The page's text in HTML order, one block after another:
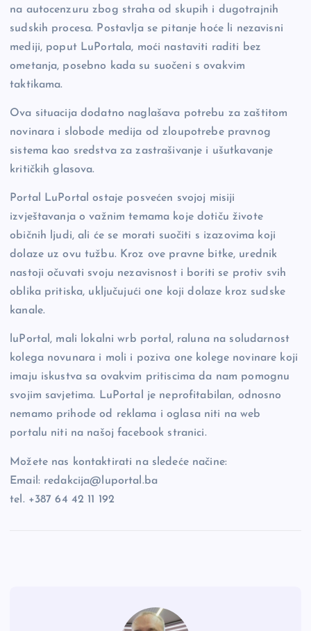
na autocenzuru zbog straha od skupih i dugotrajnih
sudskih procesa. Postavlja se pitanje hoće li nezavisni
mediji, poput LuPortala, moći nastaviti raditi bez
ometanja, posebno kada su suočeni s ovakvim
taktikama.
Ova situacija dodatno naglašava potrebu za zaštitom
novinara i slobode medija od zloupotrebe pravnog
sistema kao sredstva za zastrašivanje i ušutkavanje
kritičkih glasova.
Portal LuPortal ostaje posvećen svojoj misiji
izvještavanja o važnim temama koje dotiču živote
običnih ljudi, ali će se morati suočiti s izazovima koji
dolaze uz ovu tužbu. Kroz ove pravne bitke, urednik
nastoji očuvati svoju nezavisnost i boriti se protiv svih
oblika pritiska, uključujući one koji dolaze kroz sudske
kanale.
luPortal, mali lokalni wrb portal, raluna na soludarnost
kolega novunara i moli i poziva one kolege novinare koji
imaju iskustva sa ovakvim pritiscima da nam pomognu
svojim savjetima. LuPortal je neprofitabilan, odnosno
nemamo prihode od reklama i oglasa niti na web
portalu niti na našoj facebook stranici.
Možete nas kontaktirati na sledeće načine:
Email: redakcija@luportal.ba
tel. +387 64 42 11 192